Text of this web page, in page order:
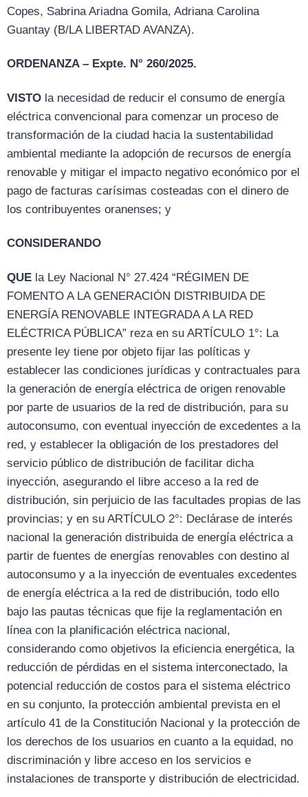
Copes, Sabrina Ariadna Gomila, Adriana Carolina
Guantay (B/LA LIBERTAD AVANZA).
ORDENANZA – Expte. N° 260/2025.
VISTO la necesidad de reducir el consumo de energía
eléctrica convencional para comenzar un proceso de
transformación de la ciudad hacia la sustentabilidad
ambiental mediante la adopción de recursos de energía
renovable y mitigar el impacto negativo económico por el
pago de facturas carísimas costeadas con el dinero de
los contribuyentes oranenses; y
CONSIDERANDO
QUE la Ley Nacional N° 27.424 “RÉGIMEN DE
FOMENTO A LA GENERACIÓN DISTRIBUIDA DE
ENERGÍA RENOVABLE INTEGRADA A LA RED
ELÉCTRICA PÚBLICA” reza en su ARTÍCULO 1°: La
presente ley tiene por objeto fijar las políticas y
establecer las condiciones jurídicas y contractuales para
la generación de energía eléctrica de origen renovable
por parte de usuarios de la red de distribución, para su
autoconsumo, con eventual inyección de excedentes a la
red, y establecer la obligación de los prestadores del
servicio público de distribución de facilitar dicha
inyección, asegurando el libre acceso a la red de
distribución, sin perjuicio de las facultades propias de las
provincias; y en su ARTÍCULO 2°: Declárase de interés
nacional la generación distribuida de energía eléctrica a
partir de fuentes de energías renovables con destino al
autoconsumo y a la inyección de eventuales excedentes
de energía eléctrica a la red de distribución, todo ello
bajo las pautas técnicas que fije la reglamentación en
línea con la planificación eléctrica nacional,
considerando como objetivos la eficiencia energética, la
reducción de pérdidas en el sistema interconectado, la
potencial reducción de costos para el sistema eléctrico
en su conjunto, la protección ambiental prevista en el
artículo 41 de la Constitución Nacional y la protección de
los derechos de los usuarios en cuanto a la equidad, no
discriminación y libre acceso en los servicios e
instalaciones de transporte y distribución de electricidad.